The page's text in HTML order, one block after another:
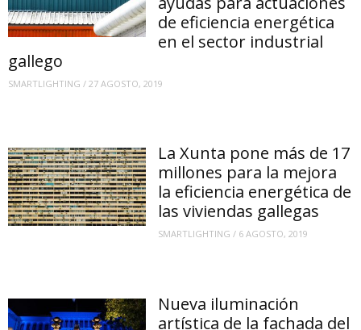
de eficiencia energética
en el sector industrial
gallego
SMARTLIGHTING / 27 AGOSTO, 2019
La Xunta pone más de 17
millones para la mejora
la eficiencia energética de
las viviendas gallegas
SMARTLIGHTING / 6 AGOSTO, 2019
Nueva iluminación
artística de la fachada del